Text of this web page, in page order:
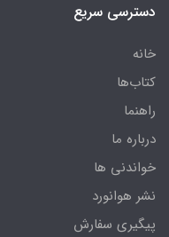
دسترسی سریع
خانه
کتاب‌ها
راهنما
درباره ما
خواندنی ها
نشر هوانورد
پیگیری سفارش